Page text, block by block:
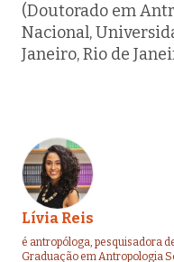
(Doutorado em
Nacional,
Janeiro, Rio de
Lívia Reis
é antropóloga, pesquisadora
Graduação em Antropologia